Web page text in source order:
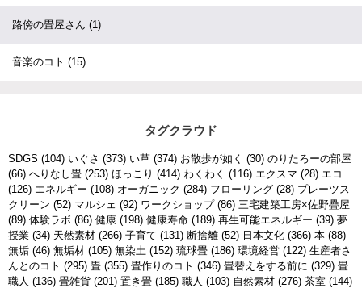
路傍の畳屋さん (1)
音楽のコト (15)
タグクラウド
SDGS (104) いぐさ (373) い草 (374) お散歩が如く (30) のりたろーの部屋
(66) へりなし畳 (253) ほっこり (414) わくわく (116) エクスマ (28) エコ
(126) エネルギー (108) オーガニック (284) フローリング (28) プレーツス
クリーン (52) マルシェ (92) ワークショップ(86) 三宅建築工房×佐野疊屋
(89) 体験ラボ (86) 健康 (198) 健康寿命 (189) 再生可能エネルギー (39) 夢
授業 (34) 天然素材 (266) 子育て (131) 断捨離 (52) 日本文化 (366) 本 (88)
無垢 (46) 無垢材 (105) 無染土 (152) 琉球畳 (186) 環境経営 (122) 生産者さ
んとのコト (295) 畳 (355) 畳作りのコト (346) 畳替えをする前に (329) 畳
職人 (136) 畳雑貨 (201) 置き畳 (185) 職人 (103) 自然素材 (276) 茶室 (144)